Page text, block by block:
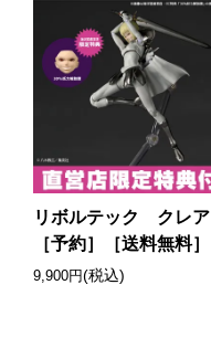
リボルテック クレア
［予約］［送料無料］
9,900円(税込)